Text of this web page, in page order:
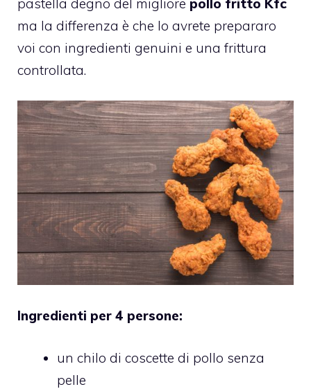
ma la differenza è che lo avrete prepararo
voi con ingredienti genuini e una frittura
controllata.
Ingredienti per 4 persone:
un chilo di coscette di pollo senza
pelle